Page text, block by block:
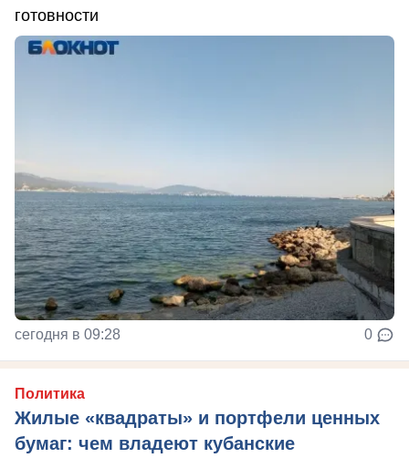
готовности
сегодня в 09:28 0
Политика
Жилые «квадраты» и портфели ценных
бумаг: чем владеют кубанские